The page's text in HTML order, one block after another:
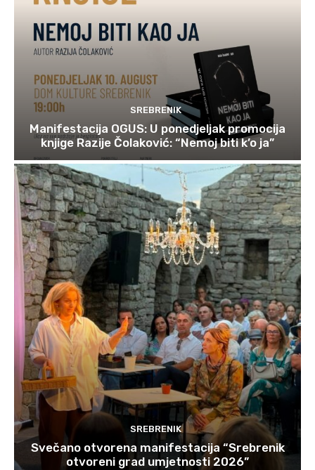
SREBRENIK
Manifestacija OGUS: U ponedjeljak promocija
knjige Razije Čolaković: “Nemoj biti k’o ja”
SREBRENIK
Svečano otvorena manifestacija “Srebrenik
otvoreni grad umjetnosti 2026”